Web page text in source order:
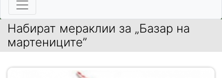
Набират мераклии за „Базар на
мартениците”